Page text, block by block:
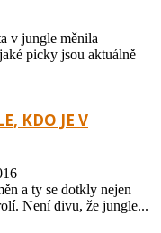
v jungle měnila
picky jsou aktuálně
KDO JE V
a ty se dotkly nejen
Není divu, že jungle...